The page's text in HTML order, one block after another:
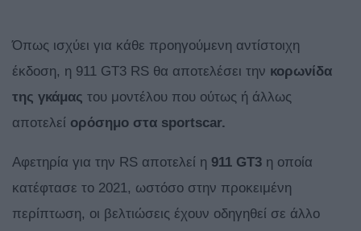
Όπως ισχύει για κάθε προηγούμενη αντίστοιχη
έκδοση, η 911 GT3 RS θα αποτελέσει την κορωνίδα
της γκάμας του μοντέλου που ούτως ή άλλως
αποτελεί ορόσημο στα sportscar.
Αφετηρία για την RS αποτελεί η 911 GT3 η οποία
κατέφτασε το 2021, ωστόσο στην προκειμένη
περίπτωση, οι βελτιώσεις έχουν οδηγηθεί σε άλλο